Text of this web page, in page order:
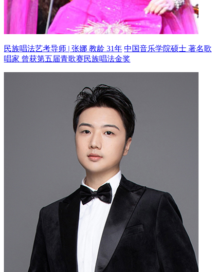
民族唱法艺考导师 | 张娜 教龄 31年 中国音乐学院硕士 著名歌
唱家 曾获第五届青歌赛民族唱法金奖